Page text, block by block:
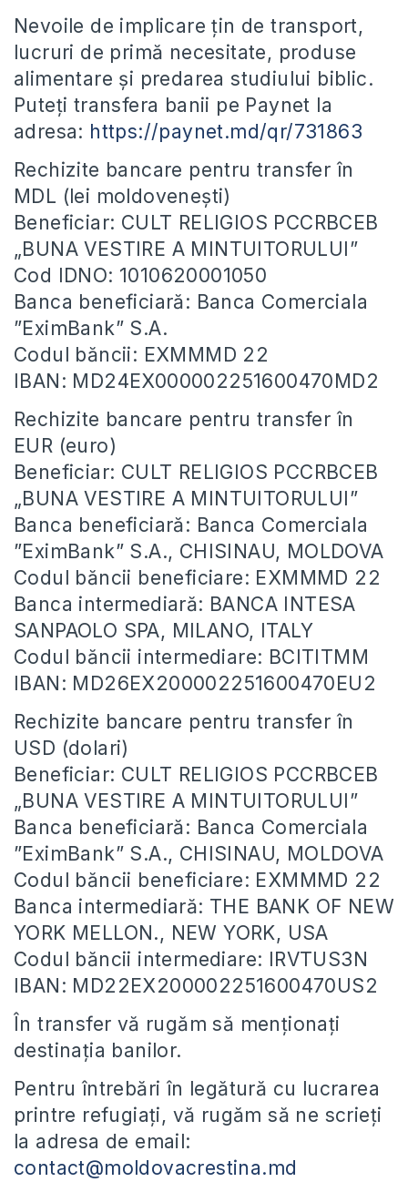
Nevoile de implicare țin de transport,
lucruri de primă necesitate, produse
alimentare și predarea studiului biblic.
Puteți transfera banii pe Paynet la
adresa: https://paynet.md/qr/731863
Rechizite bancare pentru transfer în
MDL (lei moldovenești)
Beneficiar: CULT RELIGIOS PCCRBCEB
„BUNA VESTIRE A MINTUITORULUI”
Cod IDNO: 1010620001050
Banca beneficiară: Banca Comerciala
”EximBank” S.A.
Codul băncii: EXMMMD 22
IBAN: MD24EX000002251600470MD2
Rechizite bancare pentru transfer în
EUR (euro)
Beneficiar: CULT RELIGIOS PCCRBCEB
„BUNA VESTIRE A MINTUITORULUI”
Banca beneficiară: Banca Comerciala
”EximBank” S.A., CHISINAU, MOLDOVA
Codul băncii beneficiare: EXMMMD 22
Banca intermediară: BANCA INTESA
SANPAOLO SPA, MILANO, ITALY
Codul băncii intermediare: BCITITMM
IBAN: MD26EX200002251600470EU2
Rechizite bancare pentru transfer în
USD (dolari)
Beneficiar: CULT RELIGIOS PCCRBCEB
„BUNA VESTIRE A MINTUITORULUI”
Banca beneficiară: Banca Comerciala
”EximBank” S.A., CHISINAU, MOLDOVA
Codul băncii beneficiare: EXMMMD 22
Banca intermediară: THE BANK OF NEW
YORK MELLON., NEW YORK, USA
Codul băncii intermediare: IRVTUS3N
IBAN: MD22EX200002251600470US2
În transfer vă rugăm să menționați
destinația banilor.
Pentru întrebări în legătură cu lucrarea
printre refugiați, vă rugăm să ne scrieți
la adresa de email:
contact@moldovacrestina.md